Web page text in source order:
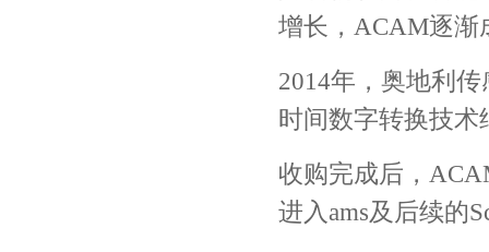
增长，ACAM逐渐
2014年，奥地利
时间数字转换技
收购完成后，
进入ams及后续的